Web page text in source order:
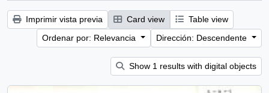
Imprimir vista previa Card view
Table view
Ordenar por: Relevancia
Dirección: Descendente
Show 1 results with digital objects